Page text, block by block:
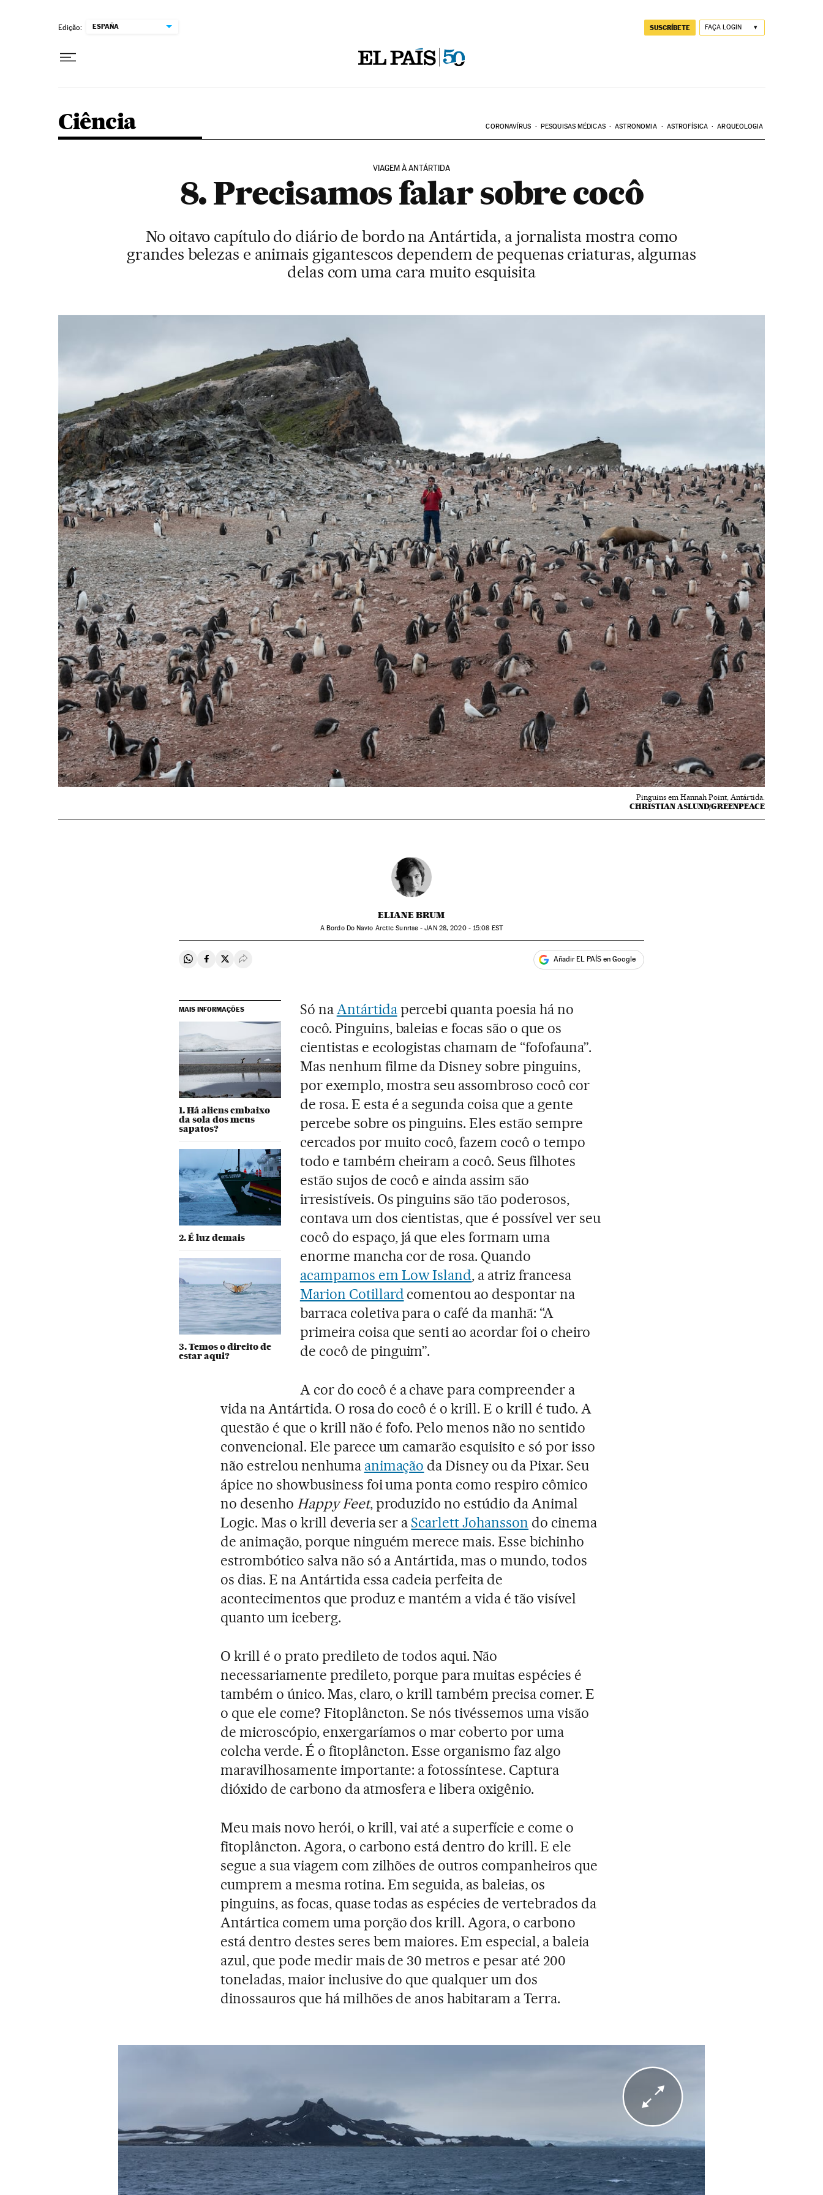
Edição: ESPAÑA SUSCRÍBETE FAÇA LOGIN
Ciência CORONAVÍRUS PESQUISAS MÉDICAS ASTRONOMIA ASTROFÍSICA ARQUEOLOGIA
VIAGEM À ANTÁRTIDA
8. Precisamos falar sobre cocô
No oitavo capítulo do diário de bordo na Antártida, a jornalista mostra como
grandes belezas e animais gigantescos dependem de pequenas criaturas, algumas
delas com uma cara muito esquisita
Pinguins em Hannah Point, Antártida.
CHRISTIAN ASLUND/GREENPEACE
ELIANE BRUM
A Bordo Do Navio Arctic Sunrise -JAN28, 2020 - 15:08 EST
Compartir en Whatsapp
Compartir en Facebook
Compartir en Twitter
Desplegar Redes Sociales Añadir EL PAÍS en Google
MAIS INFORMAÇÕES
1. Há aliens embaixo
da sola dos meus
sapatos?
2. É luz demais
3. Temos o direito de
estar aqui?
Só naAntártidapercebi quanta poesia há no
cocô. Pinguins, baleias e focas são o que os
cientistas e ecologistas chamam de “fofofauna”.
Mas nenhum filme da Disney sobre pinguins,
por exemplo, mostra seu assombroso cocô cor
de rosa. E esta é a segunda coisa que a gente
percebe sobre os pinguins. Eles estão sempre
cercados por muito cocô, fazem cocô o tempo
todo e também cheiram a cocô. Seus filhotes
estão sujos de cocô e ainda assim são
irresistíveis. Os pinguins são tão poderosos,
contava um dos cientistas, que é possível ver seu
cocô do espaço, já que eles formam uma
enorme mancha cor de rosa. Quando
acampamos em Low Island, a atriz francesa
Marion Cotillard comentou ao despontar na
barraca coletiva para o café da manhã: “A
primeira coisa que senti ao acordar foi o cheiro
de cocô de pinguim”.
A cor do cocô é a chave para compreender a
vida na Antártida. O rosa do cocô é o krill. E o krill é tudo. A
questão é que o krill não é fofo. Pelo menos não no sentido
convencional. Ele parece um camarão esquisito e só por isso
não estrelou nenhuma animação da Disney ou da Pixar. Seu
ápice no showbusiness foi uma ponta como respiro cômico
no desenho Happy Feet, produzido no estúdio da Animal
Logic. Mas o krill deveria ser a Scarlett Johansson do cinema
de animação, porque ninguém merece mais. Esse bichinho
estrombótico salva não só a Antártida, mas o mundo, todos
os dias. E na Antártida essa cadeia perfeita de
acontecimentos que produz e mantém a vida é tão visível
quanto um iceberg.
O krill é o prato predileto de todos aqui. Não
necessariamente predileto, porque para muitas espécies é
também o único. Mas, claro, o krill também precisa comer. E
o que ele come? Fitoplâncton. Se nós tivéssemos uma visão
de microscópio, enxergaríamos o mar coberto por uma
colcha verde. É o fitoplâncton. Esse organismo faz algo
maravilhosamente importante: a fotossíntese. Captura
dióxido de carbono da atmosfera e libera oxigênio.
Meu mais novo herói, o krill, vai até a superfície e come o
fitoplâncton. Agora, o carbono está dentro do krill. E ele
segue a sua viagem com zilhões de outros companheiros que
cumprem a mesma rotina. Em seguida, as baleias, os
pinguins, as focas, quase todas as espécies de vertebrados da
Antártica comem uma porção dos krill. Agora, o carbono
está dentro destes seres bem maiores. Em especial, a baleia
azul, que pode medir mais de 30 metros e pesar até 200
toneladas, maior inclusive do que qualquer um dos
dinossauros que há milhões de anos habitaram a Terra.